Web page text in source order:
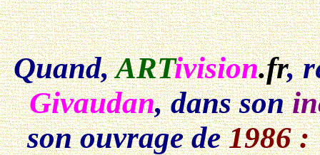
Quand,ARTivision.fr,
Givaudan, dans son
son ouvrage de1986 :